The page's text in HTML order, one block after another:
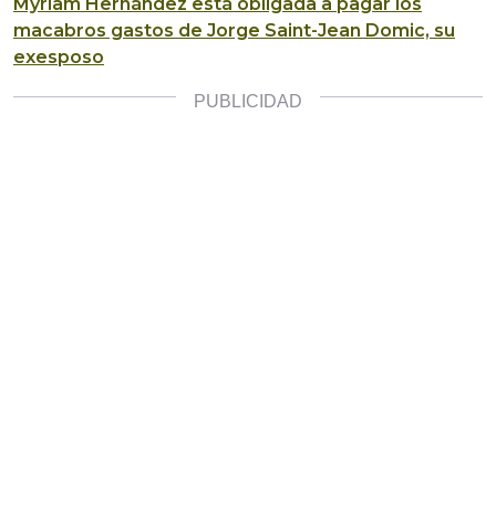
Myriam Hernández está obligada a pagar los
macabros gastos de Jorge Saint-Jean Domic, su
exesposo